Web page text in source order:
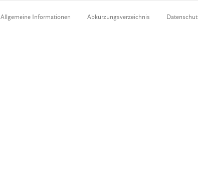
Allgemeine Informationen Abkürzungsverzeichnis